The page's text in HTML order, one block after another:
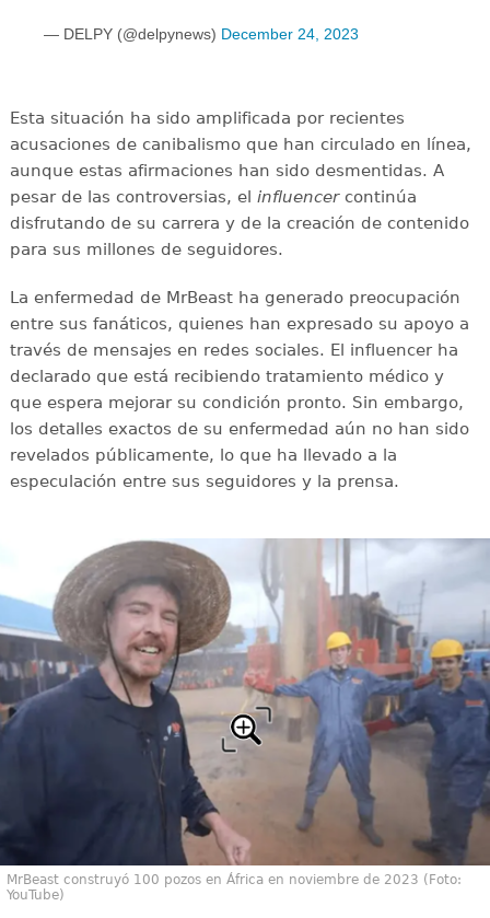
— DELPY (@delpynews) December 24, 2023
Esta situación ha sido amplificada por recientes
acusaciones de canibalismo que han circulado en línea,
aunque estas afirmaciones han sido desmentidas. A
pesar de las controversias, el influencercontinúa
disfrutando de su carrera y de la creación de contenido
para sus millones de seguidores.
La enfermedad de MrBeast ha generado preocupación
entre sus fanáticos, quienes han expresado su apoyo a
través de mensajes en redes sociales. El influencer ha
declarado que está recibiendo tratamiento médico y
que espera mejorar su condición pronto. Sin embargo,
los detalles exactos de su enfermedad aún no han sido
revelados públicamente, lo que ha llevado a la
especulación entre sus seguidores y la prensa.
MrBeast construyó 100 pozos en África en noviembre de 2023 (Foto:
YouTube)